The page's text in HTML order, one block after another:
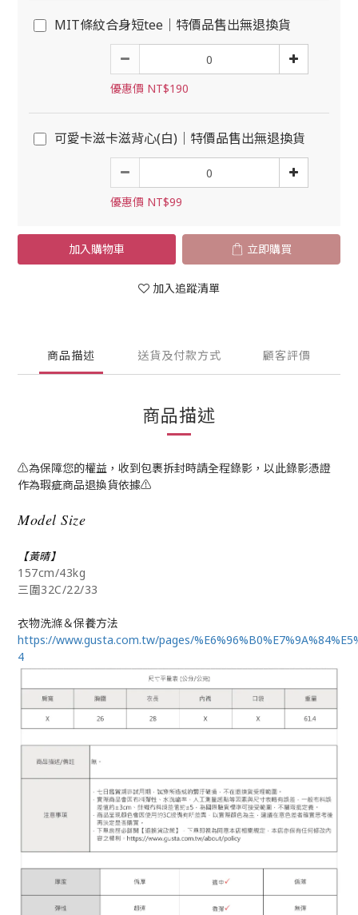
MIT條紋合身短tee｜特價品售出無退換貨
優惠價 NT$190
可愛卡滋卡滋背心(白)｜特價品售出無退換貨
優惠價 NT$99
加入購物車 立即購買
加入追蹤清單
商品描述 送貨及付款方式 顧客評價
商品描述
⚠為保障您的權益，收到包裹拆封時請全程錄影，以此錄影憑證
作為瑕疵商品退換貨依據⚠
Model Size
【黃晴】
157cm/43kg
三圍32C/22/33
衣物洗滌＆保養方法
https://www.gusta.com.tw/pages/
4